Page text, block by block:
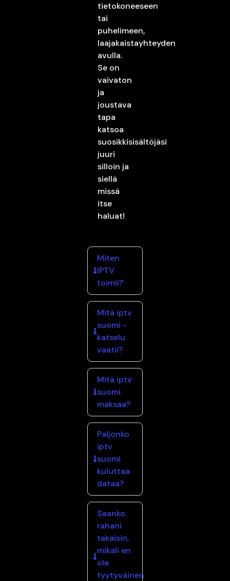
tietokoneeseen
tai
puhelimeen,
laajakaistayhteyden
avulla.
Se on
vaivaton
ja
joustava
tapa
katsoa
suosikkisisältöjäsi
juuri
silloin ja
siellä
missä
itse
haluat!
Miten
IPTV
toimii?
Mitä iptv
suomi -
katselu
vaatii?
Mitä iptv
suomi
maksaa?
Paljonko
iptv
suomi
kuluttaa
dataa?
Saanko
rahani
takaisin,
mikäli en
ole
tyytyväinen